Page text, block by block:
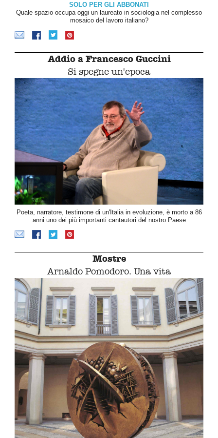
SOLO PER GLI ABBONATI
Quale spazio occupa oggi un laureato in sociologia nel complesso
mosaico del lavoro italiano?
Addio a Francesco Guccini
Si spegne un'epoca
Poeta, narratore, testimone di un'Italia in evoluzione, è morto a 86
anni uno dei più importanti cantautori del nostro Paese
Mostre
Arnaldo Pomodoro. Una vita